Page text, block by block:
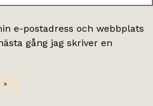
e-postadress och webbplats
gång jag skriver en